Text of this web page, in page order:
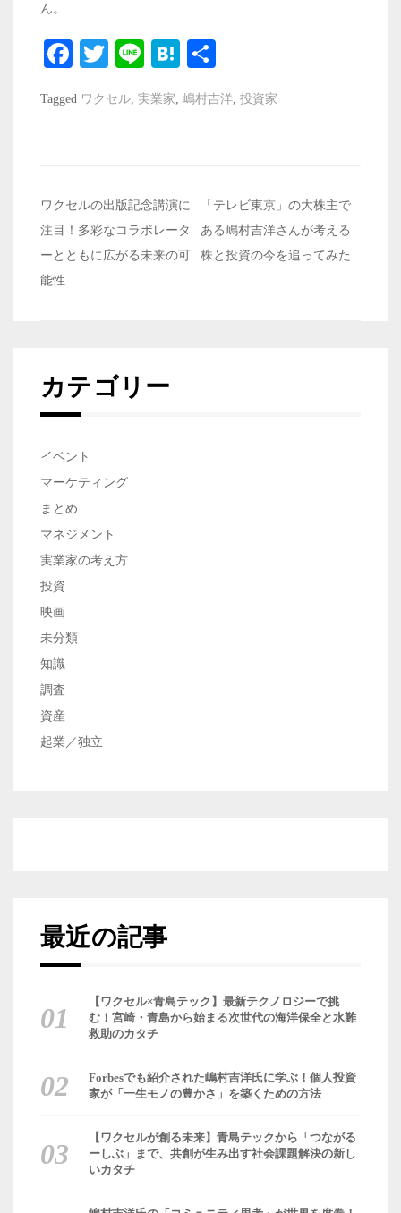
ん。
Fa
bo
T
tte
Li
H
en
Tagged ワクセル, 実業家, 嶋村吉洋, 投資家
投
稿
ナ
ビ
ョ
ン
ワクセルの出版記念講演に
注目！多彩なコラボレータ
ーとともに広がる未来の可
能性
「テレビ東京」の大株主で
ある嶋村吉洋さんが考える
株と投資の今を追ってみた
カテゴリー
イベント
マーケティング
まとめ
マネジメント
実業家の考え方
投資
映画
未分類
知識
調査
資産
起業／独立
最近の記事
【ワクセル×青島テック】最新テクノロジーで挑
む！宮崎・青島から始まる次世代の海洋保全と水難
救助のカタチ
Forbesでも紹介された嶋村吉洋氏に学ぶ！個人投資
家が「一生モノの豊かさ」を築くための方法
【ワクセルが創る未来】青島テックから「つながる
ーしぶ」まで、共創が生み出す社会課題解決の新し
いカタチ